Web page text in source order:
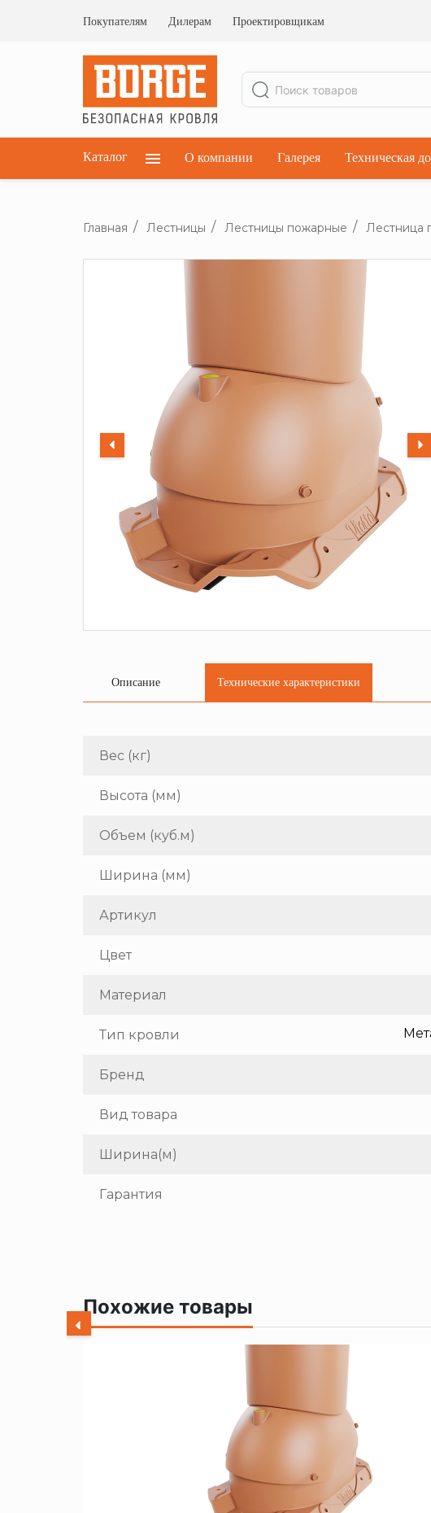
Покупателям Дилерам Проектировщикам
Каталог
Ограждения парапетные
О компании Галерея Техническая
Главная Лестницы Лестницы пожарные Лестница
Описание Технические характеристики
Вес (кг)
Высота (мм)
Объем (куб.м)
Ширина (мм)
Артикул
Цвет
Материал
Тип кровли
Бренд
Вид товара
Ширина(м)
Гарантия
Похожие товары